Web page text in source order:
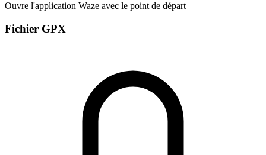
Ouvre l'application Waze avec le point de départ
Fichier GPX